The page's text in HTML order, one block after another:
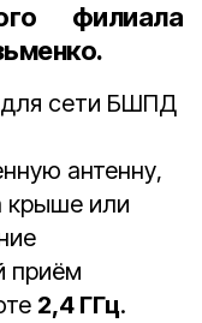
филиала
для сети БШПД
антенну,
крыше или
приём
2,4 ГГц.